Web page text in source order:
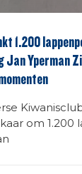
1.200
Yperman
om